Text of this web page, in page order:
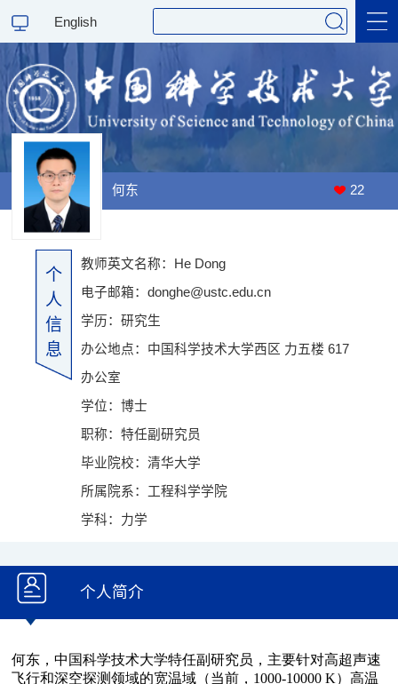
English
何东 22
个
人
信
息
教师英文名称：He Dong
电子邮箱： donghe@ustc.edu.cn
学历：研究生
办公地点：中国科学技术大学西区 力五楼 617
办公室
学位：博士
职称：特任副研究员
毕业院校：清华大学
所属院系：工程科学学院
学科：力学
个人简介